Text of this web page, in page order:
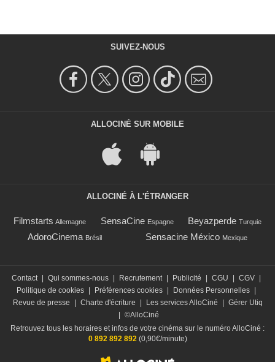
SUIVEZ-NOUS
ALLOCINÉ SUR MOBILE
ALLOCINÉ À L'ÉTRANGER
Filmstarts Allemagne SensaCine Espagne Beyazperde Turquie
AdoroCinema Brésil Sensacine México Mexique
Contact | Qui sommes-nous | Recrutement | Publicité | CGU | CGV |
Politique de cookies | Préférences cookies | Données Personnelles |
Revue de presse
| Charte d'écriture | Les services AlloCiné | Gérer Utiq
| ©AlloCiné
Retrouvez tous les horaires et infos de votre cinéma sur le numéro AlloCiné :
0 892 892 892 (0,90€/minute)